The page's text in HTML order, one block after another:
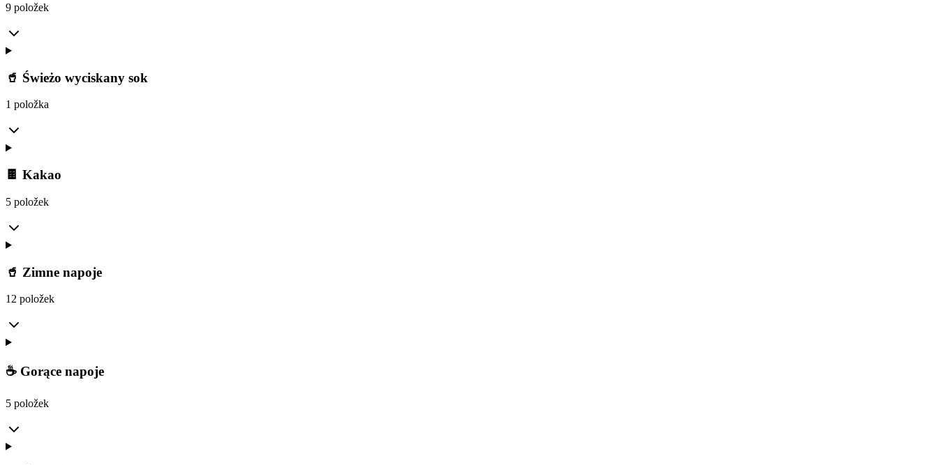
9 položek
🥤 Świeżo wyciskany sok
1 položka
🍫 Kakao
5 položek
🥤 Zimne napoje
12 položek
☕ Gorące napoje
5 položek